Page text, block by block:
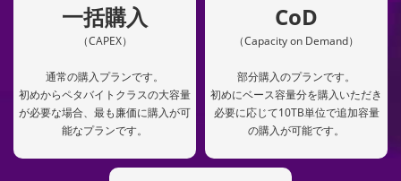
一括購入
（CAPEX）
通常の購入プランです。
初めからペタバイトクラスの大容量
が必要な場合、最も廉価に購入が可
能なプランです。
CoD
（Capacity on Demand）
部分購入のプランです。
初めにベース容量分を購入いただき
必要に応じて10TB単位で追加容量
の購入が可能です。